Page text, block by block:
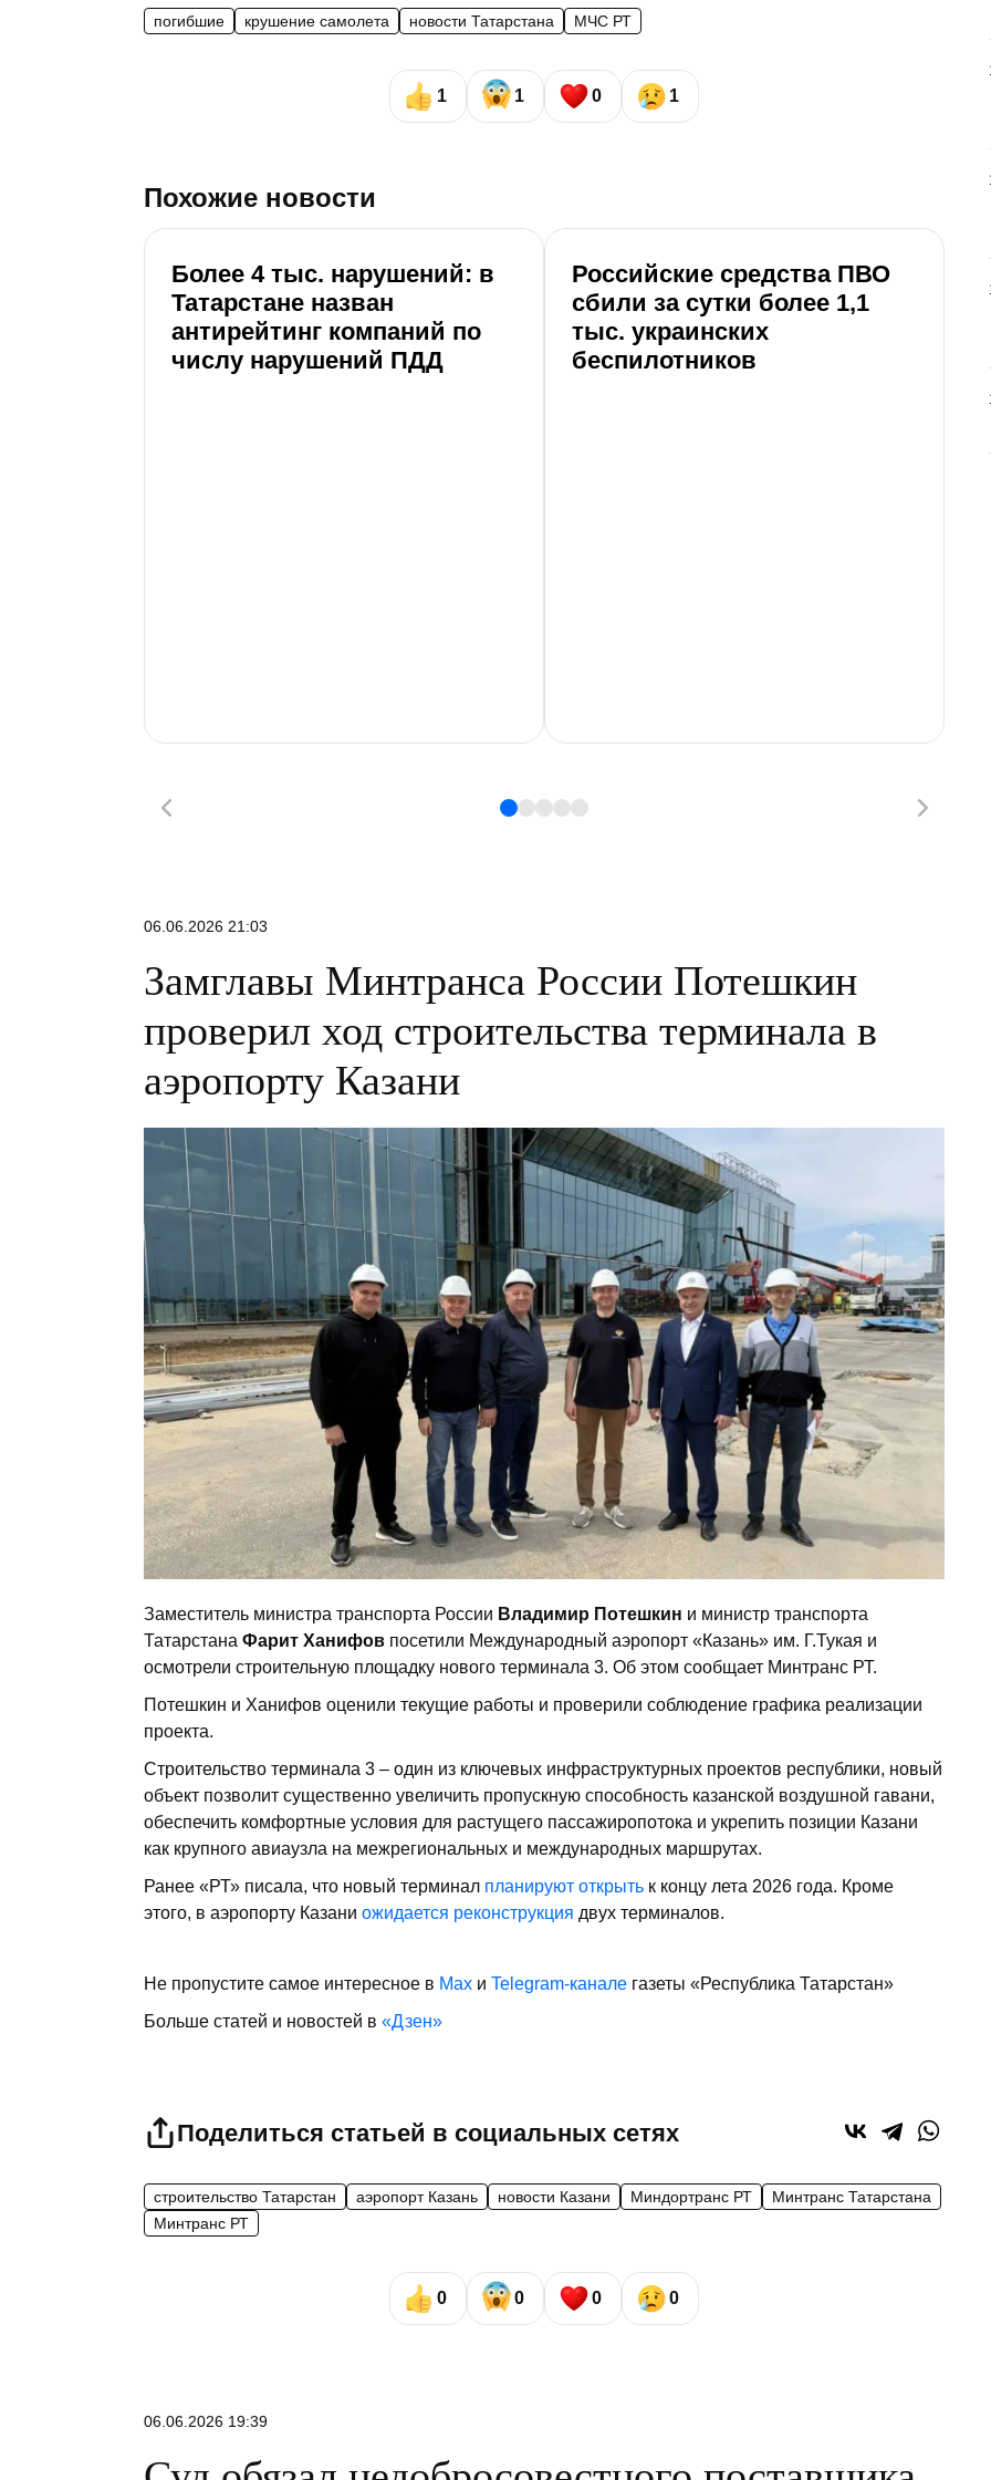
погибшие крушение самолета новости Татарстана МЧС РТ
1 1 0 1
Похожие новости
Более 4 тыс. нарушений: в
Татарстане назван
антирейтинг компаний по
числу нарушений ПДД
Российские средства ПВО
сбили за сутки более 1,1
тыс. украинских
беспилотников
06.06.2026 21:03
Замглавы Минтранса России Потешкин
проверил ход строительства терминала в
аэропорту Казани
Заместитель министра транспорта России Владимир Потешкин и министр транспорта
Татарстана Фарит Ханифов посетили Международный аэропорт «Казань» им. Г.Тукая и
осмотрели строительную площадку нового терминала 3. Об этом сообщает Минтранс РТ.
Потешкин и Ханифов оценили текущие работы и проверили соблюдение графика реализации
проекта.
Строительство терминала 3 – один из ключевых инфраструктурных проектов республики, новый
объект позволит существенно увеличить пропускную способность казанской воздушной гавани,
обеспечить комфортные условия для растущего пассажиропотока и укрепить позиции Казани
как крупного авиаузла на межрегиональных и международных маршрутах.
Ранее «РТ» писала, что новый терминал планируют открыть к концу лета 2026 года. Кроме
этого, в аэропорту Казани ожидается реконструкция двух терминалов.
Не пропустите самое интересное в Max и Telegram-канале газеты «Республика Татарстан»
Больше статей и новостей в «Дзен»
Поделиться статьей в социальных сетях
строительство Татарстан аэропорт Казань новости Казани Миндортранс РТ
Минтранс Татарстана
Минтранс РТ
0 0 0 0
06.06.2026 19:39